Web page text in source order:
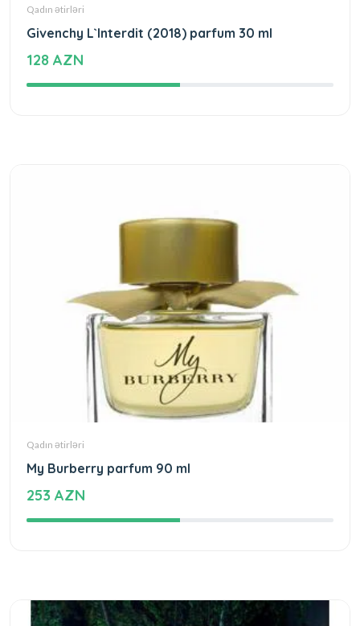
Qadın ətirləri
Givenchy L`Interdit (2018) parfum 30 ml
128 AZN
Qadın ətirləri
My Burberry parfum 90 ml
253 AZN